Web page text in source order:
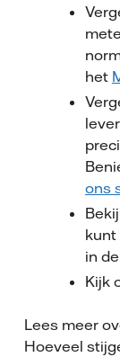
het
ons
kunt
in
Kijk
Lees meer
Hoeveel